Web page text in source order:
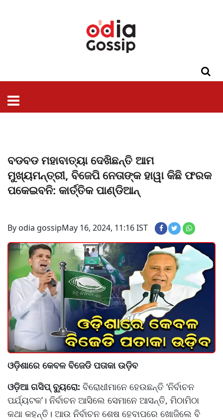
ବଡବଡ ମହାବାତ୍ୟା ଦେଖିଛନ୍ତି ଆମ
ମୁଖ୍ୟମନ୍ତ୍ରୀ, ବିଜେପି ନେତାଙ୍କ ହାୱା କିଛି ଫରକ
ପକେଇବନି: କାର୍ତ୍ତିକ ପାଣ୍ଡିଆନ୍‌
By odia gossipMay 16, 2024, 11:16 IST
ଓଡ଼ିଶାରେ କେବଳ ବିଜେଡି ପତାକା ଉଡ଼ିବ
ଓଡ଼ିଆ ଗସିପ୍ ବ୍ୟୁରୋ: ବିରୋଧୀମାନେ ହେଉଛନ୍ତି ‘ନିର୍ବାଚନ
ପର୍ଯ୍ୟଟକ’। ନିର୍ବାଚନ ଆସିଲେ ସେମାନେ ଆସନ୍ତି, ମିଠାମିଠା
କଥା କହନ୍ତି। ଆଉ ନିର୍ବାଚନ ଶେଷ ହେବାପରେ ଖୋଜିଲେ ବି